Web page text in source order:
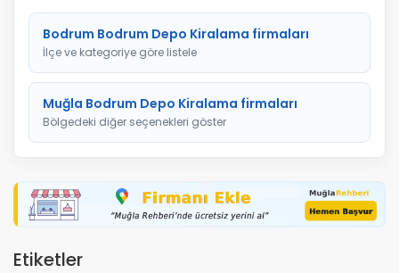
Bodrum Bodrum Depo Kiralama firmaları
İlçe ve kategoriye göre listele
Muğla Bodrum Depo Kiralama firmaları
Bölgedeki diğer seçenekleri göster
Etiketler